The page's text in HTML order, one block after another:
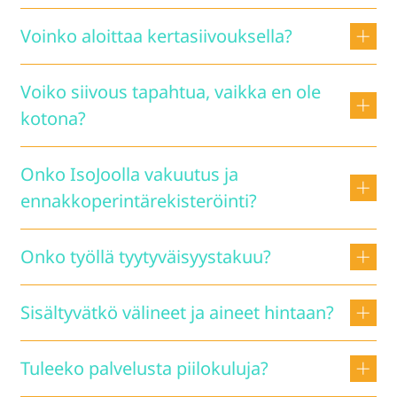
erikseen.
Kyllä. Rytmiä muutetaan tarpeen mukaan.
Voinko aloittaa kertasiivouksella?
Kyllä. Moni asiakas kokeilee palvelua ensin
kertasiivouksella.
Voiko siivous tapahtua, vaikka en ole
kotona?
Kyllä. Käytännöt sovitaan turvallisesti avaimella tai
koodilla.
Onko IsoJoolla vakuutus ja
ennakkoperintärekisteröinti?
Kyllä. Y-tunnus 1728456-4, kuulumme
ennakkoperintärekisteriin ja meillä on vastuuvakuutus.
Onko työllä tyytyväisyystakuu?
Kyllä. 100 %:n tyytyväisyystakuu.
Sisältyvätkö välineet ja aineet hintaan?
Kyllä. Siivoamme aina omilla välineillämme.
Tuleeko palvelusta piilokuluja?